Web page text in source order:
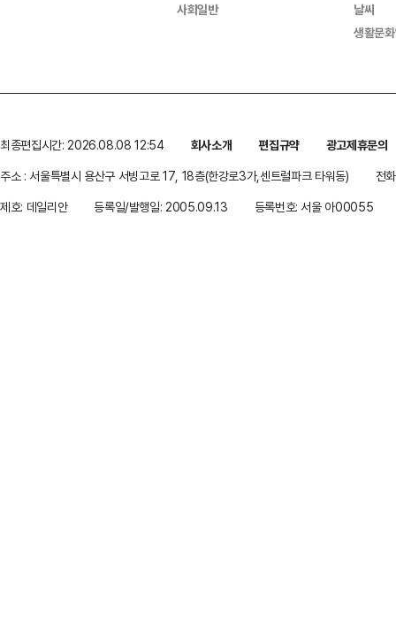
사회일반
날씨
생활문
최종편집시간: 2026.08.08 12:54 회사소개 편집규약
광고제휴문의
주소 : 서울특별시 용산구 서빙고로 17, 18층(한강로3가,센트럴파크 타워동)
전
제호: 데일리안
등록일/발행일: 2005.09.13 등록번호: 서울 아00055